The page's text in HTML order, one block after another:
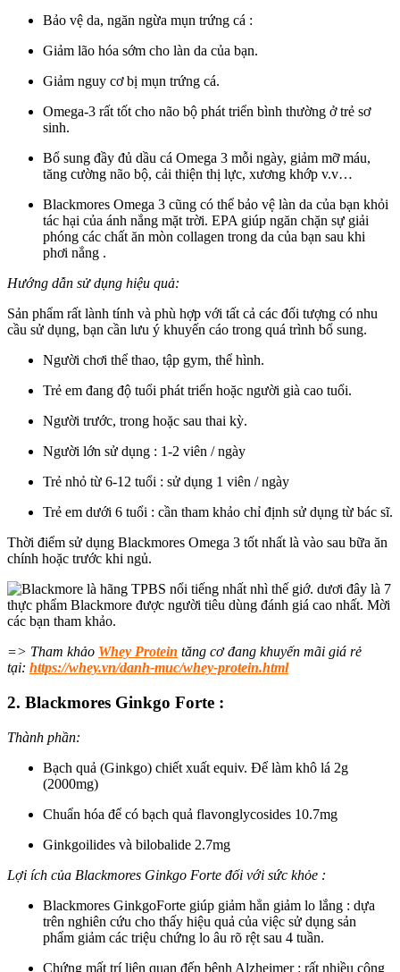
Bảo vệ da, ngăn ngừa mụn trứng cá :
Giảm lão hóa sớm cho làn da của bạn.
Giảm nguy cơ bị mụn trứng cá.
Omega-3 rất tốt cho não bộ phát triển bình thường ở trẻ sơ
sinh.
Bổ sung đầy đủ dầu cá Omega 3 mỗi ngày, giảm mỡ máu,
tăng cường não bộ, cải thiện thị lực, xương khớp v.v…
Blackmores Omega 3 cũng có thể bảo vệ làn da của bạn khỏi
tác hại của ánh nắng mặt trời. EPA giúp ngăn chặn sự giải
phóng các chất ăn mòn collagen trong da của bạn sau khi
phơi nắng .
Hướng dẫn sử dụng hiệu quả:
Sản phẩm rất lành tính và phù hợp với tất cả các đối tượng có nhu
cầu sử dụng, bạn cần lưu ý khuyến cáo trong quá trình bổ sung.
Người chơi thể thao, tập gym, thể hình.
Trẻ em đang độ tuổi phát triển hoặc người già cao tuổi.
Người trước, trong hoặc sau thai kỳ.
Người lớn sử dụng : 1-2 viên / ngày
Trẻ nhỏ từ 6-12 tuổi : sử dụng 1 viên / ngày
Trẻ em dưới 6 tuổi : cần tham khảo chỉ định sử dụng từ bác sĩ.
Thời điểm sử dụng Blackmores Omega 3 tốt nhất là vào sau bữa ăn
chính hoặc trước khi ngủ.
=> Tham khảo Whey Protein tăng cơ đang khuyến mãi giá rẻ
tại: https://whey.vn/danh-muc/whey-protein.html
2. Blackmores Ginkgo Forte :
Thành phần:
Bạch quả (Ginkgo) chiết xuất equiv. Để làm khô lá 2g
(2000mg)
Chuẩn hóa để có bạch quả flavonglycosides 10.7mg
Ginkgoilides và bilobalide 2.7mg
Lợi ích của Blackmores Ginkgo Forte đối với sức khỏe :
Blackmores GinkgoForte giúp giảm hẳn giảm lo lắng : dựa
trên nghiên cứu cho thấy hiệu quả của việc sử dụng sản
phẩm giảm các triệu chứng lo âu rõ rệt sau 4 tuần.
Chứng mất trí liên quan đến bệnh Alzheimer : rất nhiều công